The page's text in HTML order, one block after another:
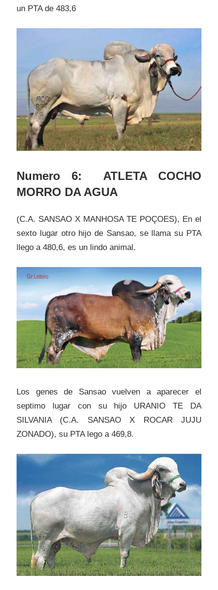
un PTA de 483,6
Numero 6: ATLETA COCHO
MORRO DA AGUA
(C.A. SANSAO X MANHOSA TE POÇOES), En el
sexto lugar otro hijo de Sansao, se llama su PTA
llego a 480,6, es un lindo animal.
Los genes de Sansao vuelven a aparecer el
septimo lugar con su hijo URANIO TE DA
SILVANIA (C.A. SANSAO X ROCAR JUJU
ZONADO), su PTA lego a 469,8.